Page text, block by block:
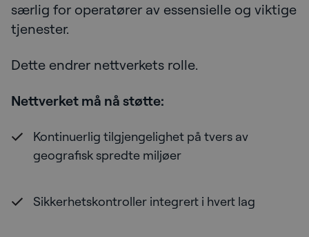
særlig for operatører av essensielle og viktige
tjenester.
Dette endrer nettverkets rolle.
Nettverket må nå støtte:
Kontinuerlig tilgjengelighet på tvers av
geografisk spredte miljøer
Sikkerhetskontroller integrert i hvert lag